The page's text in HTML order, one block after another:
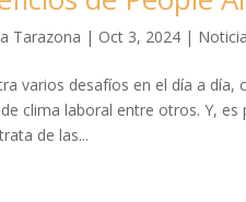
Tarazona | Oct 3, 2024 |
varios desafíos en el día a
clima laboral entre otros. Y,
de las...